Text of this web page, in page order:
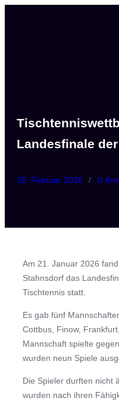
Landesfinale
25. Februar 2026 /
Am 21. Januar 2026
Stahnsdorf das
Tischtennis statt.
Es gab fünf
Cottbus, Finow,
Mannschaft spielte
wurden neun Spiele
Die Spieler durften nicht
wurden nach ihren